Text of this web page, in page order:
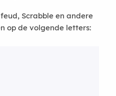
Scrabble en andere
op de volgende letters: